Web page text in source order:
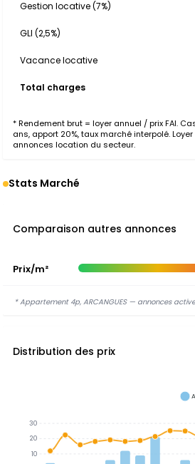
Gestion locative (7%)
GLI (2,5%)
Vacance locative
Total charges
* Rendement brut = loyer annuel / prix FAI.
ans, apport 20%, taux marché interpolé.
annonces location du secteur.
Stats Marché
Comparaison autres annonces
Prix/m²
* Appartement 4p, ARCANGUES — annonces
Distribution des prix
30
20
10